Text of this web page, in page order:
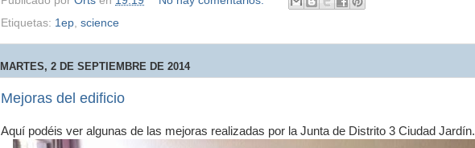
Etiquetas: 1ep science
MARTES, 2 DE SEPTIEMBRE DE 2014
Mejoras del edificio
Aquí podéis ver algunas de las mejoras realizadas por la Junta de Distrito 3 Ciudad Jardín.